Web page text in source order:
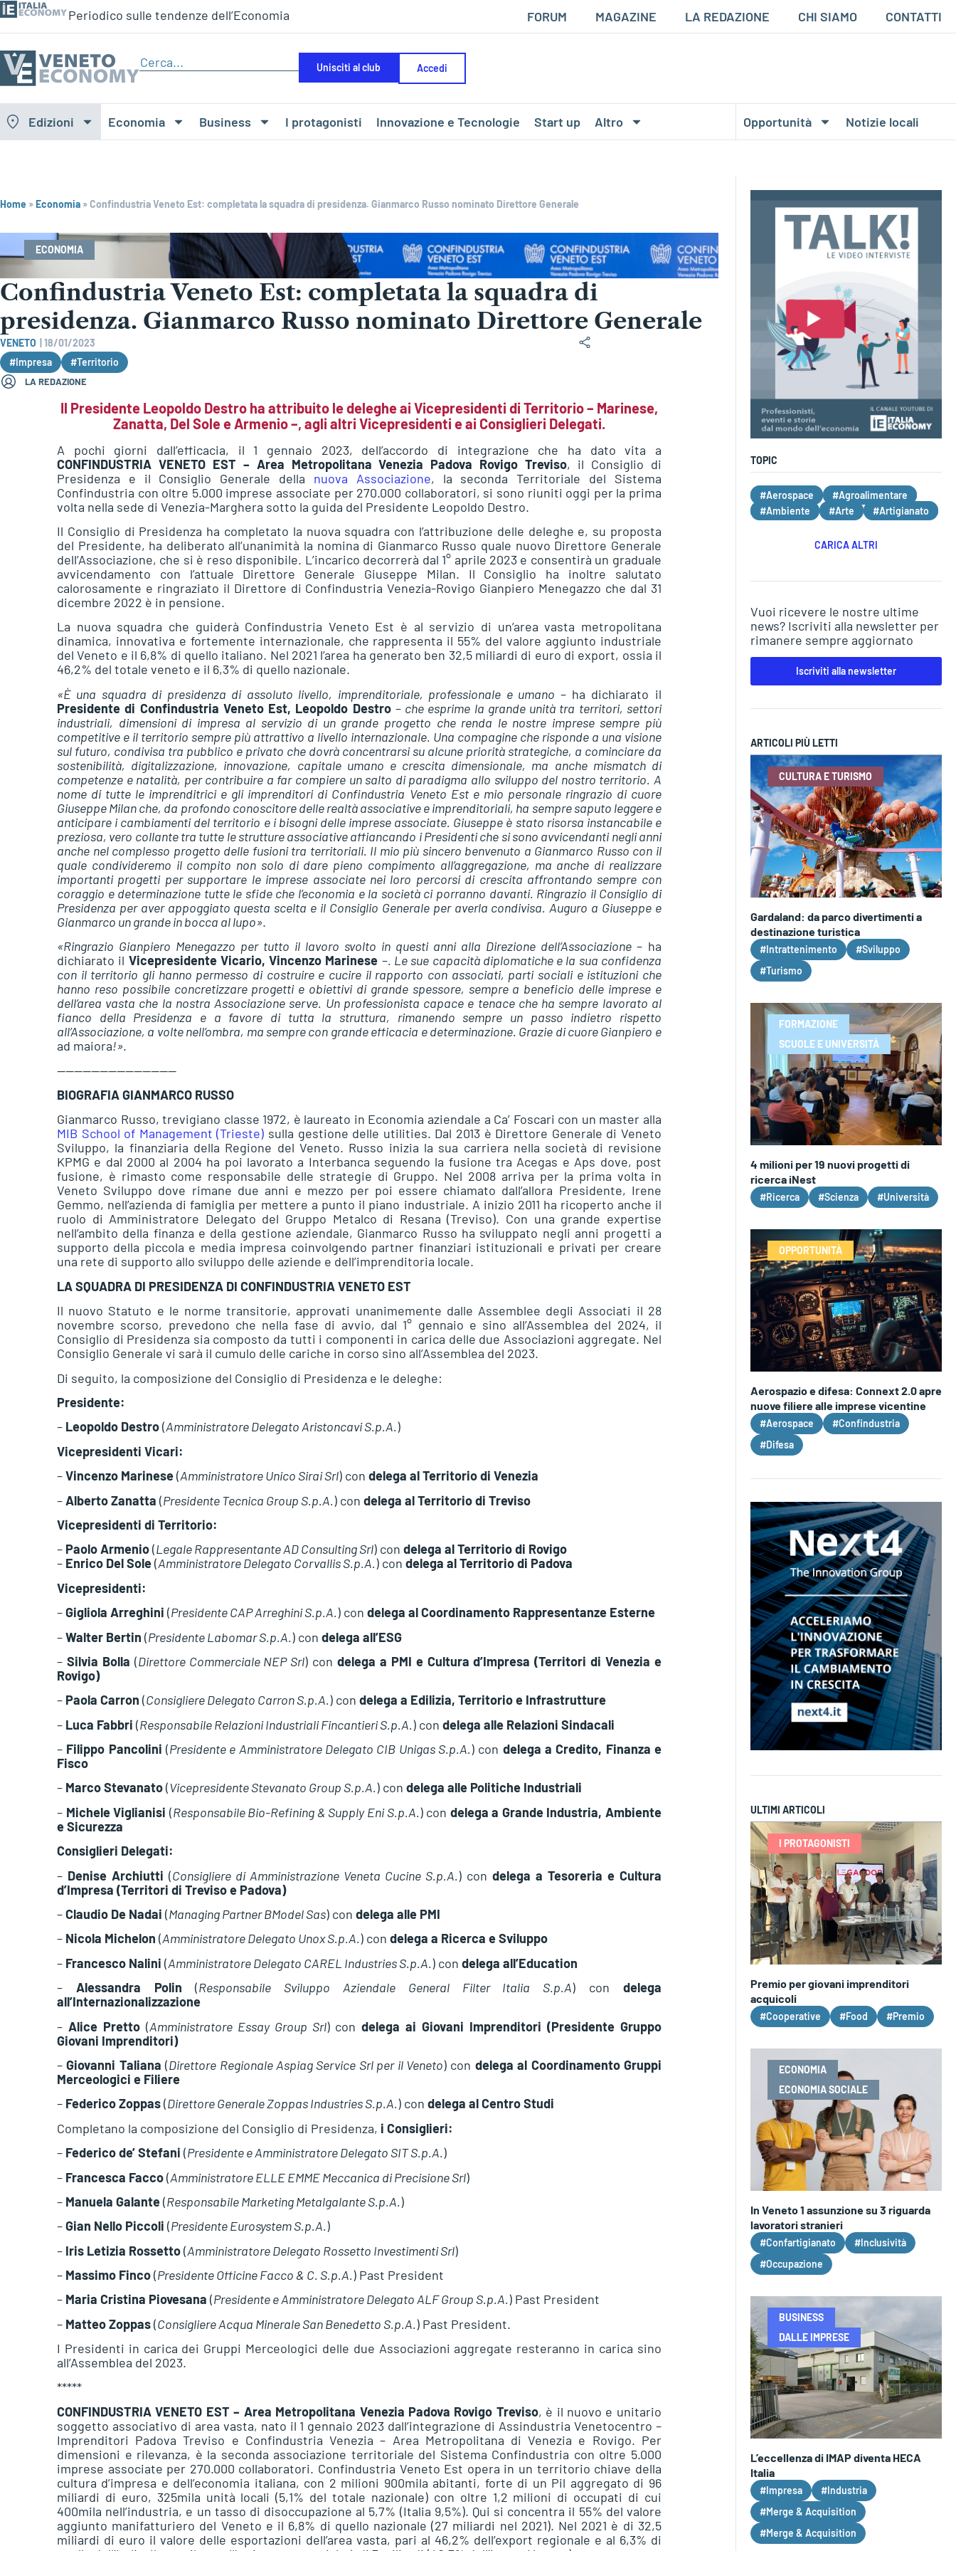
Periodico sulle tendenze dell’Economia FORUM MAGAZINE LA REDAZIONE CHI SIAMO CONTATTI
Unisciti al club Accedi
Edizioni Economia Business I protagonisti Innovazione e Tecnologie Start up Altro Opportunità Notizie locali
Home »Economia »Confindustria Veneto Est: completata la squadra di presidenza. Gianmarco Russo nominato Direttore Generale
ECONOMIA
Confindustria Veneto Est: completata la squadra di
presidenza. Gianmarco Russo nominato Direttore Generale
VENETO
18/01/2023
#Impresa
#Territorio
LA REDAZIONE
Il Presidente Leopoldo Destro ha attribuito le deleghe ai Vicepresidenti di Territorio – Marinese,
Zanatta, Del Sole e Armenio –, agli altri Vicepresidenti e ai Consiglieri Delegati.
A pochi giorni dall’efficacia, il 1 gennaio 2023, dell’accordo di integrazione che ha dato vita a
CONFINDUSTRIA VENETO EST – Area Metropolitana Venezia Padova Rovigo Treviso, il Consiglio di
Presidenza e il Consiglio Generale della nuova Associazione, la seconda Territoriale del Sistema
Confindustria con oltre 5.000 imprese associate per 270.000 collaboratori, si sono riuniti oggi per la prima
volta nella sede di Venezia-Marghera sotto la guida del Presidente Leopoldo Destro.
Il Consiglio di Presidenza ha completato la nuova squadra con l’attribuzione delle deleghe e, su proposta
del Presidente, ha deliberato all’unanimità la nomina di Gianmarco Russo quale nuovo Direttore Generale
dell’Associazione, che si è reso disponibile. L’incarico decorrerà dal 1° aprile 2023 e consentirà un graduale
avvicendamento con l’attuale Direttore Generale Giuseppe Milan. Il Consiglio ha inoltre salutato
calorosamente e ringraziato il Direttore di Confindustria Venezia-Rovigo Gianpiero Menegazzo che dal 31
dicembre 2022 è in pensione.
La nuova squadra che guiderà Confindustria Veneto Est è al servizio di un’area vasta metropolitana
dinamica, innovativa e fortemente internazionale, che rappresenta il 55% del valore aggiunto industriale
del Veneto e il 6,8% di quello italiano. Nel 2021 l’area ha generato ben 32,5 miliardi di euro di export, ossia il
46,2% del totale veneto e il 6,3% di quello nazionale.
«È una squadra di presidenza di assoluto livello, imprenditoriale, professionale e umano – ha dichiarato il
Presidente di Confindustria Veneto Est, Leopoldo Destro –che esprime la grande unità tra territori, settori
industriali, dimensioni di impresa al servizio di un grande progetto che renda le nostre imprese sempre più
competitive e il territorio sempre più attrattivo a livello internazionale. Una compagine che risponde a una visione
sul futuro, condivisa tra pubblico e privato che dovrà concentrarsi su alcune priorità strategiche, a cominciare da
sostenibilità, digitalizzazione, innovazione, capitale umano e crescita dimensionale, ma anche mismatch di
competenze e natalità, per contribuire a far compiere un salto di paradigma allo sviluppo del nostro territorio. A
nome di tutte le imprenditrici e gli imprenditori di Confindustria Veneto Est e mio personale ringrazio di cuore
Giuseppe Milan che, da profondo conoscitore delle realtà associative e imprenditoriali, ha sempre saputo leggere e
anticipare i cambiamenti del territorio e i bisogni delle imprese associate. Giuseppe è stato risorsa instancabile e
preziosa, vero collante tra tutte le strutture associative affiancando i Presidenti che si sono avvicendanti negli anni
anche nel complesso progetto delle fusioni tra territoriali. Il mio più sincero benvenuto a Gianmarco Russo con il
quale condivideremo il compito non solo di dare pieno compimento all’aggregazione, ma anche di realizzare
importanti progetti per supportare le imprese associate nei loro percorsi di crescita affrontando sempre con
coraggio e determinazione tutte le sfide che l’economia e la società ci porranno davanti. Ringrazio il Consiglio di
Presidenza per aver appoggiato questa scelta e il Consiglio Generale per averla condivisa. Auguro a Giuseppe e
Gianmarco un grande in bocca al lupo».
«Ringrazio Gianpiero Menegazzo per tutto il lavoro svolto in questi anni alla Direzione dell’Associazione – ha
dichiarato il Vicepresidente Vicario, Vincenzo Marinese –. Le sue capacità diplomatiche e la sua confidenza
con il territorio gli hanno permesso di costruire e cucire il rapporto con associati, parti sociali e istituzioni che
hanno reso possibile concretizzare progetti e obiettivi di grande spessore, sempre a beneficio delle imprese e
dell’area vasta che la nostra Associazione serve. Un professionista capace e tenace che ha sempre lavorato al
fianco della Presidenza e a favore di tutta la struttura, rimanendo sempre un passo indietro rispetto
all’Associazione, a volte nell’ombra, ma sempre con grande efficacia e determinazione. Grazie di cuore Gianpiero e
ad maiora!».
——————————————
BIOGRAFIA GIANMARCO RUSSO
Gianmarco Russo, trevigiano classe 1972, è laureato in Economia aziendale a Ca’ Foscari con un master alla
MIB School of Management (Trieste) sulla gestione delle utilities. Dal 2013 è Direttore Generale di Veneto
Sviluppo, la finanziaria della Regione del Veneto. Russo inizia la sua carriera nella società di revisione
KPMG e dal 2000 al 2004 ha poi lavorato a Interbanca seguendo la fusione tra Acegas e Aps dove, post
fusione, è rimasto come responsabile delle strategie di Gruppo. Nel 2008 arriva per la prima volta in
Veneto Sviluppo dove rimane due anni e mezzo per poi essere chiamato dall’allora Presidente, Irene
Gemmo, nell’azienda di famiglia per mettere a punto il piano industriale. A inizio 2011 ha ricoperto anche il
ruolo di Amministratore Delegato del Gruppo Metalco di Resana (Treviso). Con una grande expertise
nell’ambito della finanza e della gestione aziendale, Gianmarco Russo ha sviluppato negli anni progetti a
supporto della piccola e media impresa coinvolgendo partner finanziari istituzionali e privati per creare
una rete di supporto allo sviluppo delle aziende e dell’imprenditoria locale.
LA SQUADRA DI PRESIDENZA DI CONFINDUSTRIA VENETO EST
Il nuovo Statuto e le norme transitorie, approvati unanimemente dalle Assemblee degli Associati il 28
novembre scorso, prevedono che nella fase di avvio, dal 1° gennaio e sino all’Assemblea del 2024, il
Consiglio di Presidenza sia composto da tutti i componenti in carica delle due Associazioni aggregate. Nel
Consiglio Generale vi sarà il cumulo delle cariche in corso sino all’Assemblea del 2023.
Di seguito, la composizione del Consiglio di Presidenza e le deleghe:
Presidente:
– Leopoldo Destro(Amministratore Delegato Aristoncavi S.p.A.)
Vicepresidenti Vicari:
–Vincenzo Marinese(Amministratore Unico Sirai Srl) con delega al Territorio di Venezia
–Alberto Zanatta (Presidente Tecnica Group S.p.A.) con delega al Territorio di Treviso
Vicepresidenti di Territorio:
– Paolo Armenio(Legale Rappresentante AD Consulting Srl) con delega al Territorio di Rovigo
– Enrico Del Sole(Amministratore Delegato Corvallis S.p.A.) con delega al Territorio di Padova
Vicepresidenti:
–Gigliola Arreghini (Presidente CAP Arreghini S.p.A.) con delega al Coordinamento Rappresentanze Esterne
–Walter Bertin (Presidente Labomar S.p.A.) con delega all’ESG
– Silvia Bolla (Direttore Commerciale NEP Srl) con delega a PMI e Cultura d’Impresa (Territori di Venezia e
Rovigo)
– Paola Carron (Consigliere Delegato Carron S.p.A.) con delega a Edilizia, Territorio e Infrastrutture
– Luca Fabbri (Responsabile Relazioni Industriali Fincantieri S.p.A.) con delega alle Relazioni Sindacali
– Filippo Pancolini (Presidente e Amministratore Delegato CIB Unigas S.p.A.) con delega a Credito, Finanza e
Fisco
– Marco Stevanato(Vicepresidente Stevanato Group S.p.A.) con delega alle Politiche Industriali
– Michele Viglianisi (Responsabile Bio-Refining & Supply Eni S.p.A.) con delega a Grande Industria, Ambiente
e Sicurezza
Consiglieri Delegati:
– Denise Archiutti (Consigliere di Amministrazione Veneta Cucine S.p.A.) con delega a Tesoreria e Cultura
d’Impresa (Territori di Treviso e Padova)
–Claudio De Nadai (Managing Partner BModel Sas) con delega alle PMI
– Nicola Michelon (Amministratore Delegato Unox S.p.A.) con delega a Ricerca e Sviluppo
– Francesco Nalini (Amministratore Delegato CAREL Industries S.p.A.) con delega all’Education
– Alessandra Polin (Responsabile Sviluppo Aziendale General Filter Italia S.p.A) con delega
all’Internazionalizzazione
– Alice Pretto(Amministratore Essay Group Srl) condelega ai Giovani Imprenditori (Presidente Gruppo
Giovani Imprenditori)
–Giovanni Taliana (Direttore Regionale Aspiag Service Srl per il Veneto) con delega al Coordinamento Gruppi
Merceologici e Filiere
– Federico Zoppas(Direttore Generale Zoppas Industries S.p.A.) con delega al Centro Studi
Completano la composizione del Consiglio di Presidenza, i Consiglieri:
– Federico de’ Stefani (Presidente e Amministratore Delegato SIT S.p.A.)
– Francesca Facco(Amministratore ELLE EMME Meccanica di Precisione Srl)
– Manuela Galante(Responsabile Marketing Metalgalante S.p.A.)
–Gian Nello Piccoli (Presidente Eurosystem S.p.A.)
– Iris Letizia Rossetto(Amministratore Delegato Rossetto Investimenti Srl)
– Massimo Finco(Presidente Officine Facco & C. S.p.A.) Past President
– Maria Cristina Piovesana (Presidente e Amministratore Delegato ALF Group S.p.A.) Past President
– Matteo Zoppas(Consigliere Acqua Minerale San Benedetto S.p.A.) Past President.
I Presidenti in carica dei Gruppi Merceologici delle due Associazioni aggregate resteranno in carica sino
all’Assemblea del 2023.
*****
CONFINDUSTRIA VENETO EST– Area Metropolitana Venezia Padova Rovigo Treviso, è il nuovo e unitario
soggetto associativo di area vasta, nato il 1 gennaio 2023 dall’integrazione di Assindustria Venetocentro –
Imprenditori Padova Treviso e Confindustria Venezia – Area Metropolitana di Venezia e Rovigo. Per
dimensioni e rilevanza, è la seconda associazione territoriale del Sistema Confindustria con oltre 5.000
imprese associate per 270.000 collaboratori. Confindustria Veneto Est opera in un territorio chiave della
cultura d’impresa e dell’economia italiana, con 2 milioni 900mila abitanti, forte di un Pil aggregato di 96
miliardi di euro, 325mila unità locali (5,1% del totale nazionale) con oltre 1,2 milioni di occupati di cui
400mila nell’industria, e un tasso di disoccupazione al 5,7% (Italia 9,5%). Qui si concentra il 55% del valore
aggiunto manifatturiero del Veneto e il 6,8% di quello nazionale (27 miliardi nel 2021). Nel 2021 è di 32,5
miliardi di euro il valore delle esportazioni dell’area vasta, pari al 46,2% dell’export regionale e al 6,3% di
TOPIC
#Aerospace
#Agroalimentare
#Ambiente
#Arte #Artigianato
CARICA ALTRI
Vuoi ricevere le nostre ultime
news? Iscriviti alla newsletter per
rimanere sempre aggiornato
Iscriviti alla newsletter
ARTICOLI PIÙ LETTI
CULTURA E TURISMO
Gardaland: da parco divertimenti a
destinazione turistica
#Intrattenimento
#Sviluppo
#Turismo
FORMAZIONE
SCUOLE E UNIVERSITÀ
4 milioni per 19 nuovi progetti di
ricerca iNest
#Ricerca #Scienza #Università
OPPORTUNITÀ
Aerospazio e difesa: Connext 2.0 apre
nuove filiere alle imprese vicentine
#Aerospace
#Confindustria
#Difesa
ULTIMI ARTICOLI
I PROTAGONISTI
Premio per giovani imprenditori
acquicoli
#Cooperative #Food #Premio
ECONOMIA
ECONOMIA SOCIALE
In Veneto 1 assunzione su 3 riguarda
lavoratori stranieri
#Confartigianato
#Inclusività
#Occupazione
BUSINESS
DALLE IMPRESE
L’eccellenza di IMAP diventa HECA
Italia
#Impresa
#Industria
#Merge & Acquisition
#Merge & Acquisition